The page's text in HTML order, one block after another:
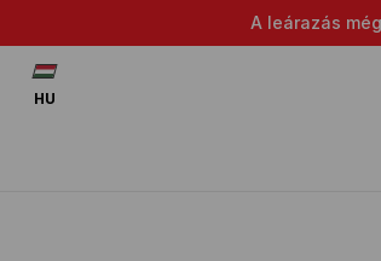
A leárazás
HU